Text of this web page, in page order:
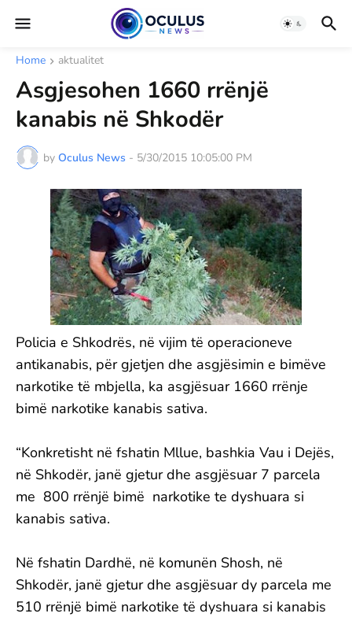
Home aktualitet
Asgjesohen 1660 rrënjë
kanabis në Shkodër
by Oculus News - 5/30/2015 10:05:00 PM
Policia e Shkodrës, në vijim të operacioneve
antikanabis, për gjetjen dhe asgjësimin e bimëve
narkotike të mbjella, ka asgjësuar 1660 rrënje
bimë narkotike kanabis sativa.
“Konkretisht në fshatin Mllue, bashkia Vau i Dejës,
në Shkodër, janë gjetur dhe asgjësuar 7 parcela
me 800 rrënjë bimë narkotike te dyshuara si
kanabis sativa.
Në fshatin Dardhë, në komunën Shosh, në
Shkodër, janë gjetur dhe asgjësuar dy parcela me
510 rrënjë bimë narkotike të dyshuara si kanabis